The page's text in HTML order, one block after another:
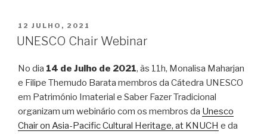
PUBLICADO
EM
12 JULHO, 2021
UNESCO Chair Webinar
No dia 14 de Julho de 2021, às 11h, Monalisa Maharjan
e Filipe Themudo Barata membros da Cátedra UNESCO
em Património Imaterial e Saber Fazer Tradicional
organizam um webinário com os membros da Unesco
Chair on Asia-Pacific Cultural Heritage, at KNUCH e da